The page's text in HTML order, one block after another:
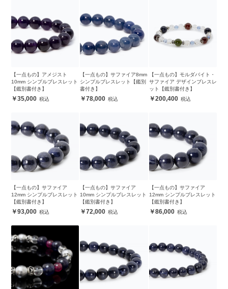
【一点もの】アメジスト
10mm シンプルブレスレット
【鑑別書付き】
35,000
【一点もの】サファイア8mm
シンプルブレスレット【鑑別
書付き】
78,000
【一点もの】モルダバイト・
サファイア デザインブレスレ
ット【鑑別書付き】
200,400
【一点もの】サファイア
12mm シンプルブレスレット
【鑑別書付き】
93,000
【一点もの】サファイア
10mm シンプルブレスレット
【鑑別書付き】
72,000
【一点もの】サファイア
12mm シンプルブレスレット
【鑑別書付き】
86,000